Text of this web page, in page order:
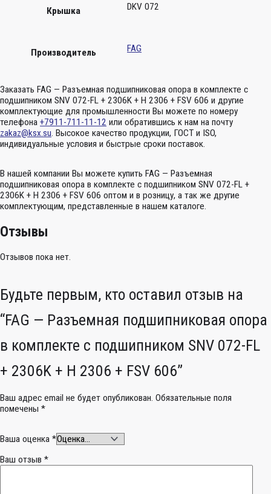
Крышка DKV 072
Производитель FAG
Заказать FAG — Разъемная подшипниковая опора в комплекте с
подшипником SNV 072-FL + 2306K + H 2306 + FSV 606 и другие
комплектующие для промышленности Вы можете по номеру
телефона +7911-711-11-12 или обратившись к нам на почту
zakaz@ksx.su. Высокое качество продукции, ГОСТ и ISO,
индивидуальные условия и быстрые сроки поставок.
В нашей компании Вы можете купить FAG — Разъемная
подшипниковая опора в комплекте с подшипником SNV 072-FL +
2306K + H 2306 + FSV 606 оптом и в розницу, а так же другие
комплектующим, представленные в нашем каталоге.
Отзывы
Отзывов пока нет.
Будьте первым, кто оставил отзыв на
“FAG — Разъемная подшипниковая опора
в комплекте с подшипником SNV 072-FL
+ 2306K + H 2306 + FSV 606”
Ваш адрес email не будет опубликован. Обязательные поля
помечены *
Ваша оценка *
Ваш отзыв *